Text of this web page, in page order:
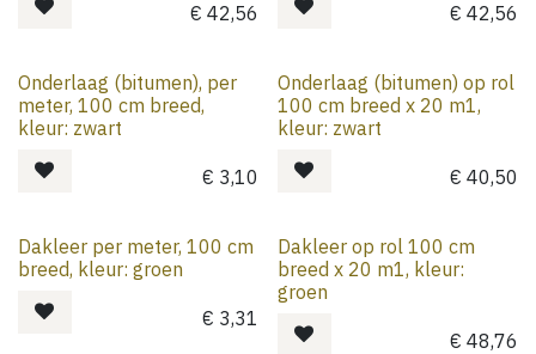
€ 42,56 € 42,56
Onderlaag (bitumen), per
meter, 100 cm breed,
kleur: zwart
€ 3,10
Onderlaag (bitumen) op rol
100 cm breed x 20 m1,
kleur: zwart
€ 40,50
Dakleer per meter, 100 cm
breed, kleur: groen
€ 3,31
Dakleer op rol 100 cm
breed x 20 m1, kleur:
groen
€ 48,76